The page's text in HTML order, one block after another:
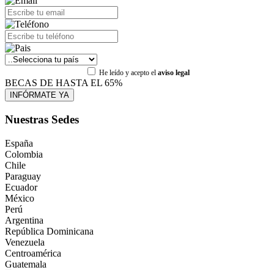
He leído y acepto el aviso legal
BECAS DE HASTA EL 65%
Nuestras Sedes
España
Colombia
Chile
Paraguay
Ecuador
México
Perú
Argentina
República Dominicana
Venezuela
Centroamérica
Guatemala